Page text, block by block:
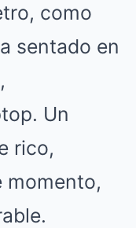
como
sentado en
Un
rico,
momento,